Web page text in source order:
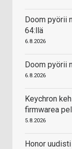
Doom pyörii
64:llä
6.8.2026
Doom pyörii
6.8.2026
Keychron
firmwarea
5.8.2026
Honor